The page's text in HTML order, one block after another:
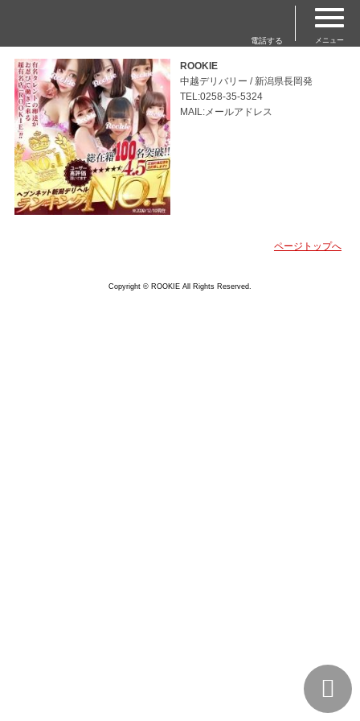
電話する メニュー
ROOKIE
中越デリバリー / 新潟県長岡発
TEL:0258-35-5324
MAIL:メールアドレス
ページトップへ
Copyright © ROOKIE All Rights Reserved.